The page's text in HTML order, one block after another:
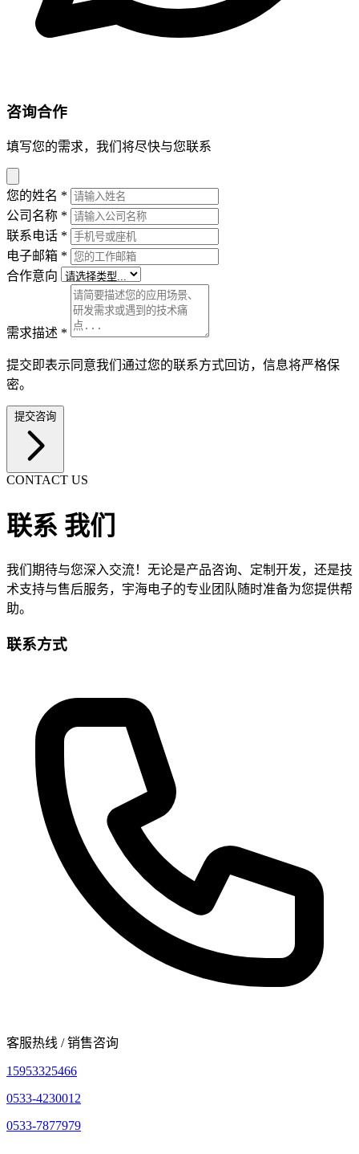
咨询合作
填写您的需求，我们将尽快与您联系
您的姓名 *
公司名称 *
联系电话 *
电子邮箱 *
合作意向
需求描述 *
提交即表示同意我们通过您的联系方式回访，信息将严格保
密。
提交咨询
CONTACT US
联系 我们
我们期待与您深入交流！无论是产品咨询、定制开发，还是技
术支持与售后服务，宇海电子的专业团队随时准备为您提供帮
助。
联系方式
客服热线 / 销售咨询
15953325466
0533-4230012
0533-7877979